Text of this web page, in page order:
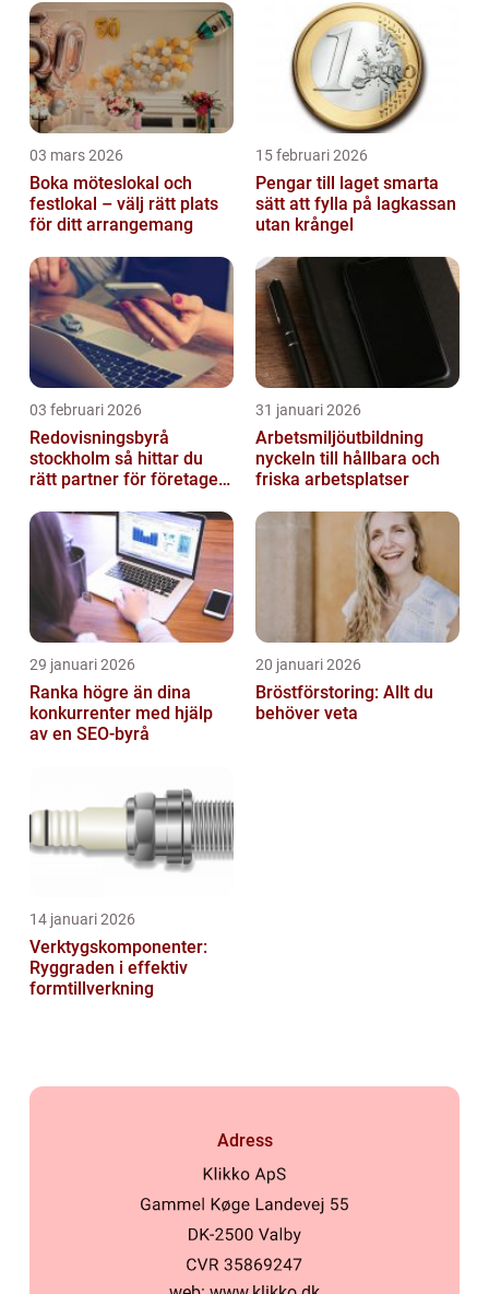
03 mars 2026
Boka möteslokal och
festlokal – välj rätt plats
för ditt arrangemang
15 februari 2026
Pengar till laget smarta
sätt att fylla på lagkassan
utan krångel
03 februari 2026
Redovisningsbyrå
stockholm så hittar du
rätt partner för företagets
31 januari 2026
Arbetsmiljöutbildning
nyckeln till hållbara och
friska arbetsplatser
29 januari 2026
Ranka högre än dina
konkurrenter med hjälp
av en SEO-byrå
20 januari 2026
Bröstförstoring: Allt du
behöver veta
14 januari 2026
Verktygskomponenter:
Ryggraden i effektiv
formtillverkning
Adress